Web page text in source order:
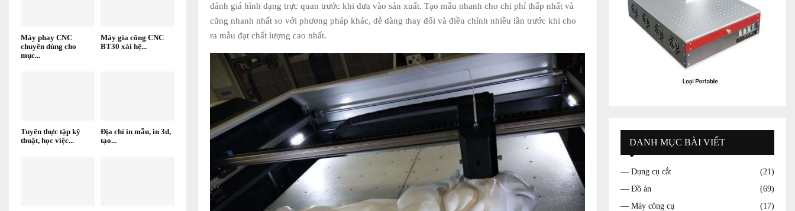
đánh giá hình dạng trực quan trước khi đưa vào sản xuất. Tạo mẫu nhanh cho chi phí thấp nhất và
cũng nhanh nhất so với phương pháp khác, dễ dàng thay đổi và điều chỉnh nhiều lần trước khi cho
ra mẫu đạt chất lượng cao nhất.
Máy phay CNC
chuyên dùng cho
mục...
Máy gia công CNC
BT30 xài hệ...
Tuyển thực tập kỹ
thuật, học việc...
Địa chỉ in mẫu, in 3d,
tạo...
DANH MỤC BÀI VIẾT
— Dụng cụ cắt
(21)
— Đồ án
(69)
— Máy công cụ
(17)